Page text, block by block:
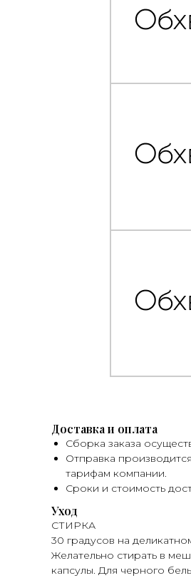
Доставка и оплата
Сборка заказа
Отправка
тарифам компании.
Сроки и стоимость
Уход
СТИРКА
30 градусов на
Желательно стирать в
капсулы. Для черного